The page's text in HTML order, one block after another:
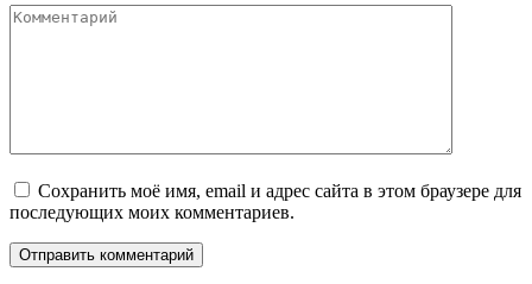
Комментарий
Сохранить моё имя, email и адрес сайта в этом браузере для
последующих моих комментариев.